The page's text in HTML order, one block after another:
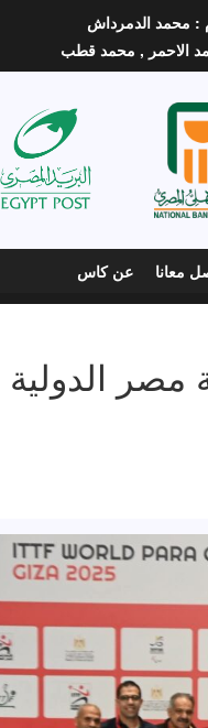
: محمد الدمرداش
الاحمر , محمد قطب
معانا عن كاس
بطولة مصر الدولية